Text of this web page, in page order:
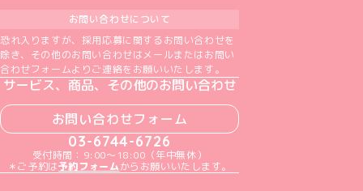
お問い合わせについて
恐れ入りますが、採用応募に関するお問い合わせを
除き、その他のお問い合わせはメールまたはお問い
合わせフォームよりご連絡をお願いいたします。
サービス、商品、その他のお問い合わせ
お問い合わせフォーム
03-6744-6726
受付時間：9:00～18:00（年中無休）
＊ご予約は予約フォームからお願いいたします。